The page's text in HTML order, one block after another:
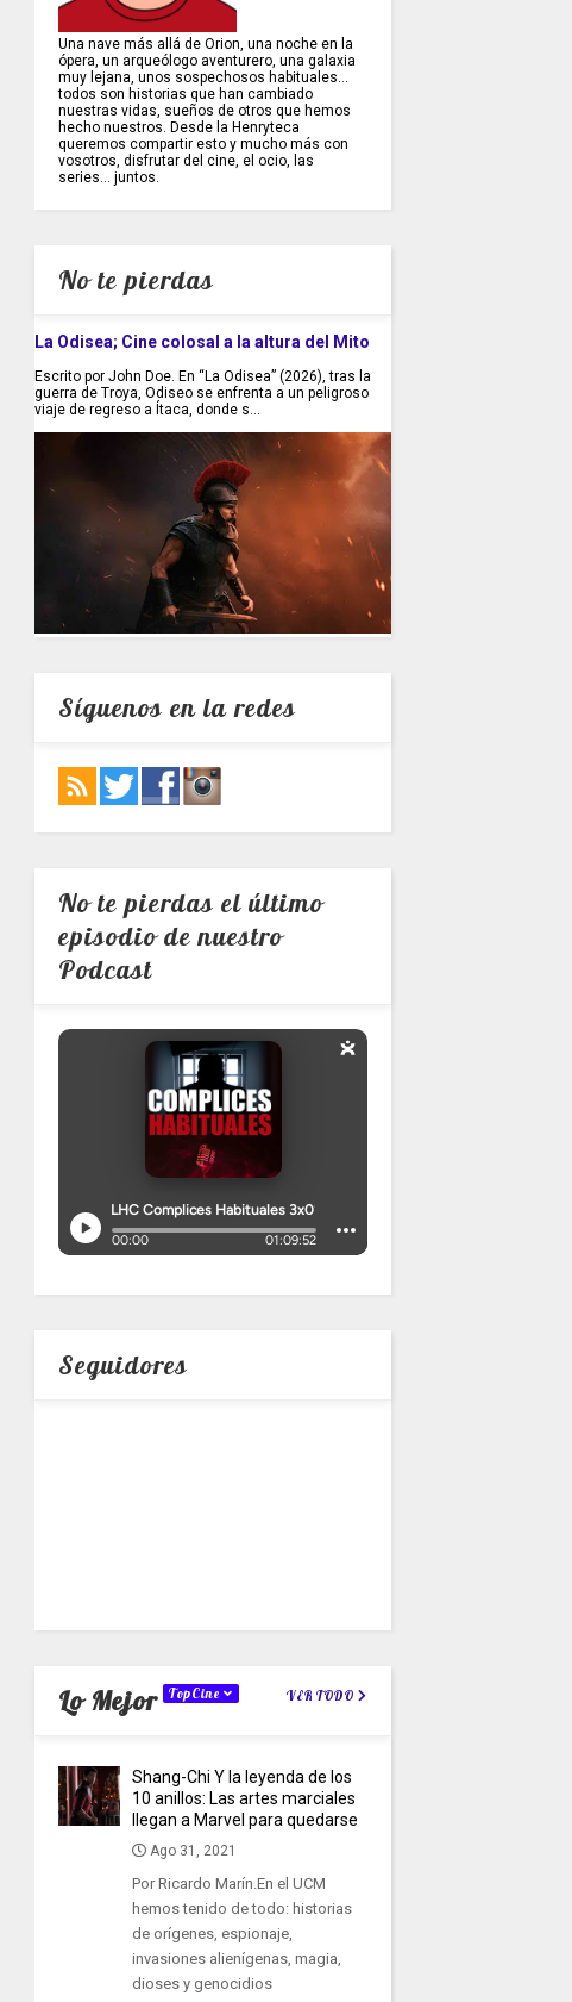
Una nave más allá de Orion, una noche en la
ópera, un arqueólogo aventurero, una galaxia
muy lejana, unos sospechosos habituales...
todos son historias que han cambiado
nuestras vidas, sueños de otros que hemos
hecho nuestros. Desde la Henryteca
queremos compartir esto y mucho más con
vosotros, disfrutar del cine, el ocio, las
series... juntos.
No te pierdas
La Odisea; Cine colosal a la altura del Mito
Escrito por John Doe. En “La Odisea” (2026), tras la
guerra de Troya, Odiseo se enfrenta a un peligroso
viaje de regreso a Ítaca, donde s...
Síguenos en la redes
No te pierdas el último
episodio de nuestro
Podcast
Seguidores
Lo Mejor TopCine VER TODO
Shang-Chi Y la leyenda de los
10 anillos: Las artes marciales
llegan a Marvel para quedarse
Ago 31, 2021
Por Ricardo Marín.En el UCM
hemos tenido de todo: historias
de orígenes, espionaje,
invasiones alienígenas, magia,
dioses y genocidios